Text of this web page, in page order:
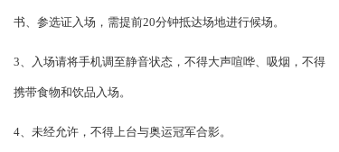
书、参选证入场，需提前20分钟抵达场地进行候场。
3、 入场请将手机调至静音状态，不得大声喧哗、吸烟，不得
携带食物和饮品入场。
4、 未经允许，不得上台与奥运冠军合影。